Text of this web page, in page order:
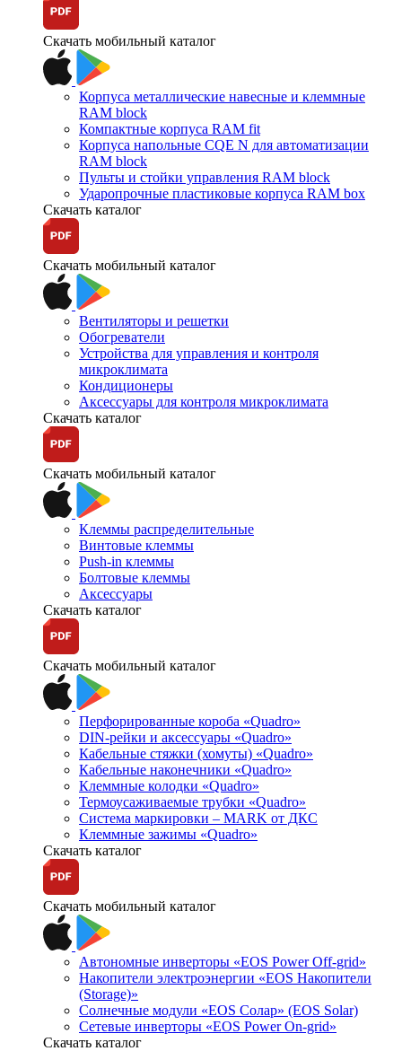
Скачать мобильный каталог
Корпуса металлические навесные и клеммные
RAM block
Компактные корпуса RAM fit
Корпуса напольные CQE N для автоматизации
RAM block
Пульты и стойки управления RAM block
Ударопрочные пластиковые корпуса RAM box
Скачать каталог
Скачать мобильный каталог
Вентиляторы и решетки
Обогреватели
Устройства для управления и контроля
микроклимата
Кондиционеры
Аксессуары для контроля микроклимата
Скачать каталог
Скачать мобильный каталог
Клеммы распределительные
Винтовые клеммы
Push-in клеммы
Болтовые клеммы
Аксессуары
Скачать каталог
Скачать мобильный каталог
Перфорированные короба «Quadro»
DIN-рейки и аксессуары «Quadro»
Кабельные стяжки (хомуты) «Quadro»
Кабельные наконечники «Quadro»
Клеммные колодки «Quadro»
Термоусаживаемые трубки «Quadro»
Система маркировки – MARK от ДКС
Клеммные зажимы «Quadro»
Скачать каталог
Скачать мобильный каталог
Автономные инверторы «EOS Power Off-grid»
Накопители электроэнергии «EOS Накопители
(Storage)»
Солнечные модули «EOS Солар» (EOS Solar)
Сетевые инверторы «EOS Power On-grid»
Скачать каталог